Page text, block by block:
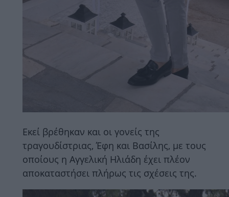
Εκεί βρέθηκαν και οι γονείς της
τραγουδίστριας, Έφη και Βασίλης, με τους
οποίους η Αγγελική Ηλιάδη έχει πλέον
αποκαταστήσει πλήρως τις σχέσεις της.